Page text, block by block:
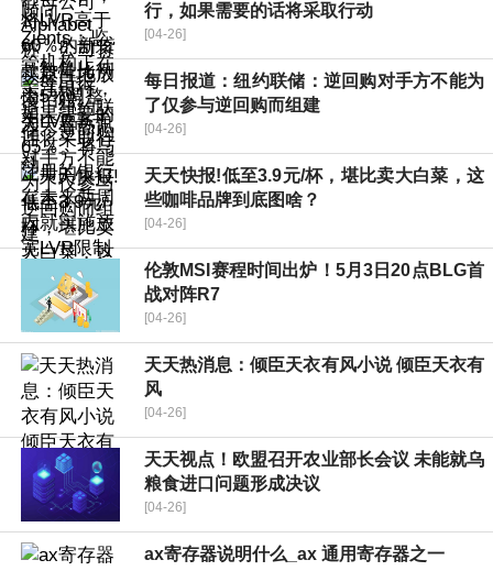
行，如果需要的话将采取行动
[04-26]
每日报道：纽约联储：逆回购对手方不能为
了仅参与逆回购而组建
[04-26]
天天快报!低至3.9元/杯，堪比卖大白菜，这
些咖啡品牌到底图啥？
[04-26]
伦敦MSI赛程时间出炉！5月3日20点BLG首
战对阵R7
[04-26]
天天热消息：倾臣天衣有风小说 倾臣天衣有
风
[04-26]
天天视点！欧盟召开农业部长会议 未能就乌
粮食进口问题形成决议
[04-26]
ax寄存器说明什么_ax 通用寄存器之一